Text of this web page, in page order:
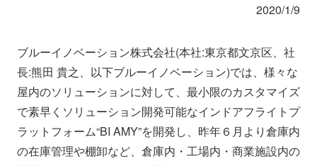
会社情報 ニュース
採用情報 資料ダウンロード
IR情報 English
2020/1/9
ブルーイノベーション株式会社(本社:東京都文京区、社
長:熊田 貴之、以下ブルーイノベーション)では、様々な
屋内のソリューションに対して、最小限のカスタマイズ
で素早くソリューション開発可能なインドアフライトプ
ラットフォーム“BI AMY”を開発し、昨年６月より倉庫内
の在庫管理や棚卸など、倉庫内・工場内・商業施設内の